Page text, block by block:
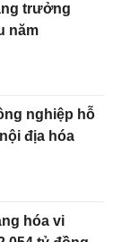
trưởng
năm
nghiệp hỗ
địa hóa
hóa vi